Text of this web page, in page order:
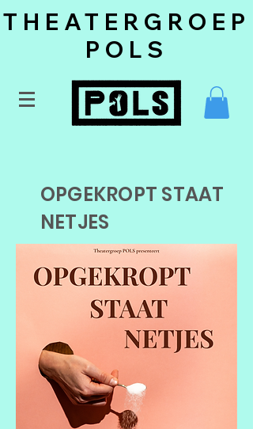
THEATERGROEP
POLS
OPGEKROPT STAAT
NETJES